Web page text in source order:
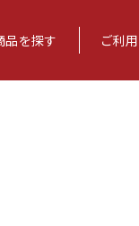
品を探す ご利用